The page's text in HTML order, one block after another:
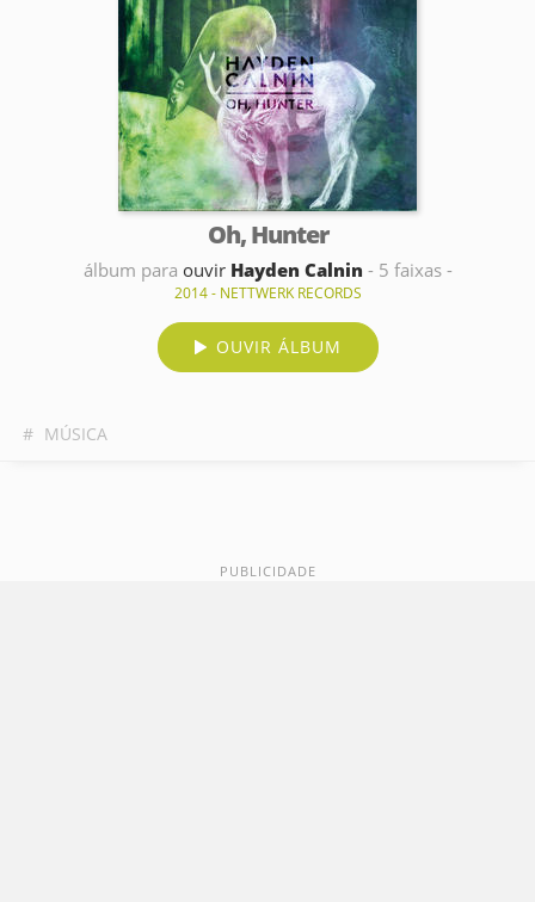
Oh, Hunter
álbum para ouvir Hayden Calnin - 5 faixas -
2014 - NETTWERK RECORDS
OUVIR ÁLBUM
# MÚSICA